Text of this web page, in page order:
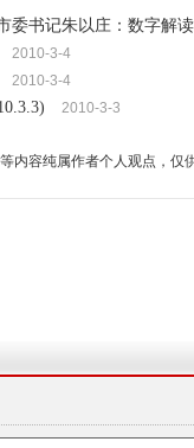
委书记朱以庄：数字解
2010-3-4
2010-3-4
2010-3-3
内容纯属作者个人观点，